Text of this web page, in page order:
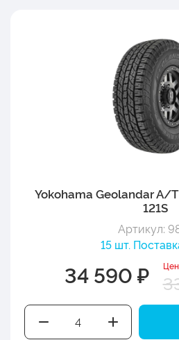
Yokohama Geolandar A/
121S
Артикул:
15 шт.
34 590 ₽